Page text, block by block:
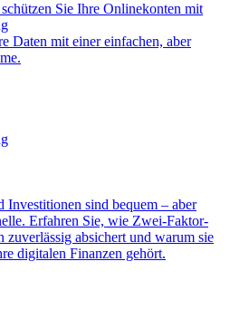
Sie Ihre Onlinekonten mit
Daten mit einer einfachen, aber
sind bequem – aber
Erfahren Sie, wie Zwei-Faktor-
absichert und warum sie
digitalen Finanzen gehört.